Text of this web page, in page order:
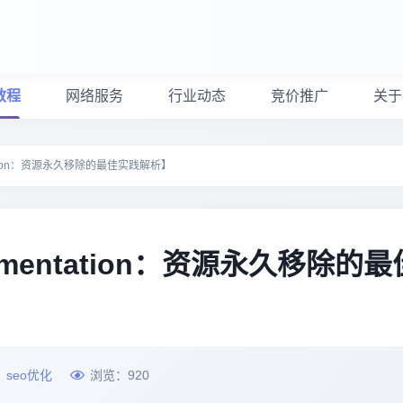
程 网络服务 行业动态 竞价推广 关
：资源永久移除的最佳实践解析】
：资源永久移除的最
seo优化 浏览： 920